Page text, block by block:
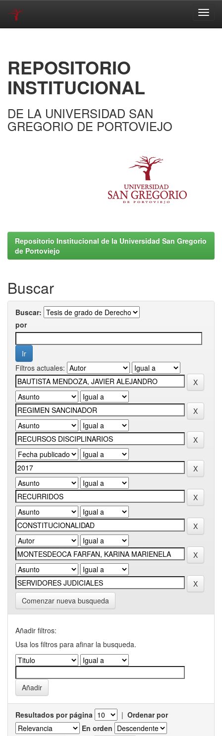
REPOSITORIO
INSTITUCIONAL
DE LA UNIVERSIDAD SAN
GREGORIO DE PORTOVIEJO
Repositorio Institucional de la Universidad San Gregorio
de Portoviejo
Buscar
Buscar:
por
Filtros actuales:
Comenzar nueva busqueda
Añadir filtros:
Usa los filtros para afinar la busqueda.
Resultados por página | Ordenar por
En orden